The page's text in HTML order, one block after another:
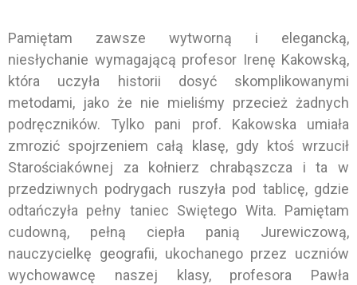
Pamiętam zawsze wytworną i elegancką,
niesłychanie wymagającą profesor Irenę Kakowską,
która uczyła historii dosyć skomplikowanymi
metodami, jako że nie mieliśmy przecież żadnych
podręczników. Tylko pani prof. Kakowska umiała
zmrozić spojrzeniem całą klasę, gdy ktoś wrzucił
Starościakównej za kołnierz chrabąszcza i ta w
przedziwnych podrygach ruszyła pod tablicę, gdzie
odtańczyła pełny taniec Swiętego Wita. Pamiętam
cudowną, pełną ciepła panią Jurewiczową,
nauczycielkę geografii, ukochanego przez uczniów
wychowawcę naszej klasy, profesora Pawła